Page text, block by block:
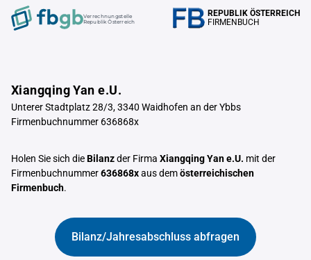
Verrechnungstelle
Republik Österreich
REPUBLIK ÖSTERREICH
FIRMENBUCH
Xiangqing Yan e.U.
Unterer Stadtplatz 28/3, 3340 Waidhofen an der Ybbs
Firmenbuchnummer 636868x
Holen Sie sich dieBilanzder Firma Xiangqing Yan e.U. mit der
Firmenbuchnummer636868xaus demösterreichischen
Firmenbuch.
Bilanz/Jahresabschluss abfragen